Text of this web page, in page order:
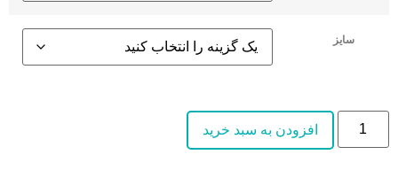
سایز
افزودن به سبد خرید